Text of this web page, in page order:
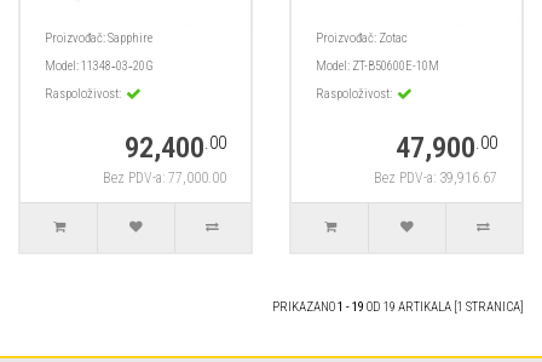
Proizvođač:Sapphire
Model:11348‑03‑20G
Raspoloživost:
92,400.00
Bez PDV-a: 77,000.00
Proizvođač: Zotac
Model: ZT-B50600E-10M
Raspoloživost:
47,900.00
Bez PDV-a: 39,916.67
PRIKAZANO1 - 19 OD 19 ARTIKALA [1 STRANICA]